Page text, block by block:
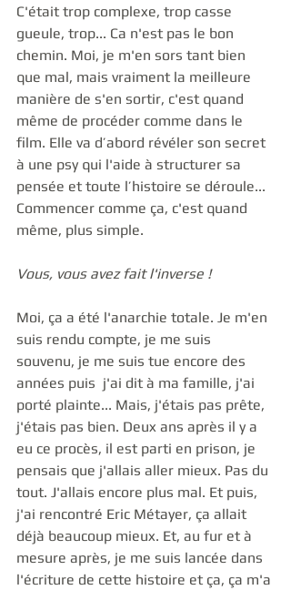
C'était trop complexe, trop casse
gueule, trop... Ca n'est pas le bon
chemin. Moi, je m'en sors tant bien
que mal, mais vraiment la meilleure
manière de s'en sortir, c'est quand
même de procéder comme dans le
film. Elle va d’abord révéler son secret
à une psy qui l'aide à structurer sa
pensée et toute l’histoire se déroule...
Commencer comme ça, c'est quand
même, plus simple.
Vous, vous avez fait l'inverse !
Moi, ça a été l'anarchie totale. Je m'en
suis rendu compte, je me suis
souvenu, je me suis tue encore des
années puis  j'ai dit à ma famille, j'ai
porté plainte... Mais, j'étais pas prête,
j'étais pas bien. Deux ans après il y a
eu ce procès, il est parti en prison, je
pensais que j'allais aller mieux. Pas du
tout. J'allais encore plus mal. Et puis,
j'ai rencontré Eric Métayer, ça allait
déjà beaucoup mieux. Et, au fur et à
mesure après, je me suis lancée dans
l'écriture de cette histoire et ça, ça m'a